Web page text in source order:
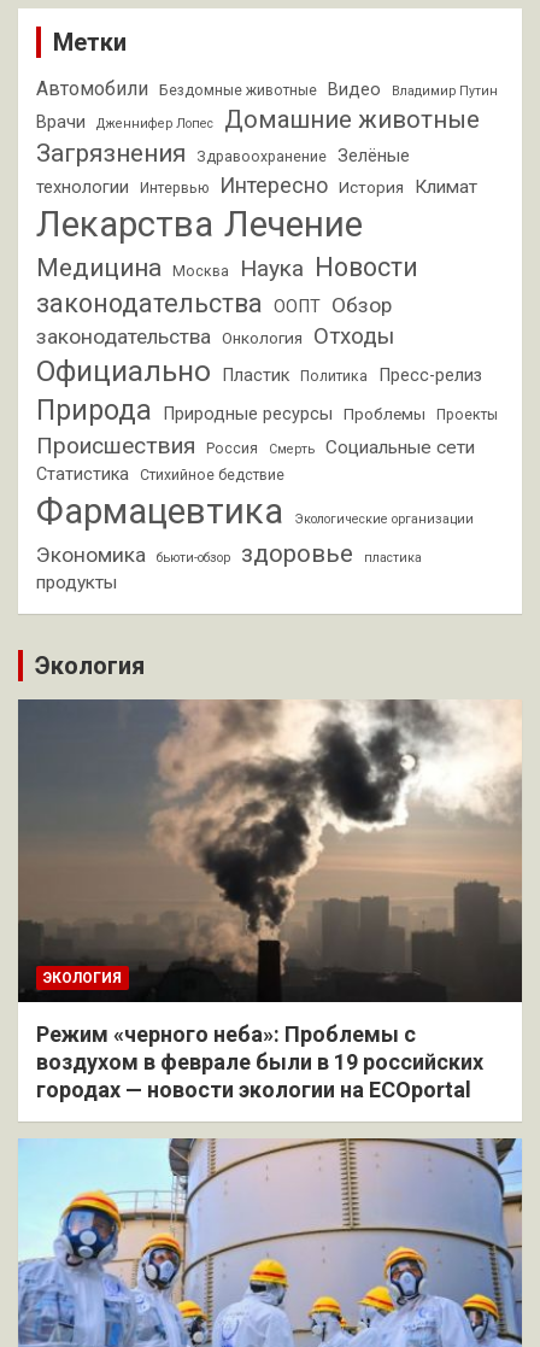
Метки
Автомобили Бездомные животные Видео Владимир Путин
Врачи Дженнифер Лопес
Домашние животные
Загрязнения
Здравоохранение
Зелёные
технологии
Интервью Интересно История Климат
Лекарства Лечение
Медицина Москва Наука Новости
законодательства
ООПТ Обзор
законодательства
Онкология Отходы
Официально Пластик Политика Пресс-релиз
Природа Природные ресурсы Проблемы Проекты
Происшествия Россия Смерть Социальные сети
Статистика Стихийное бедствие
Фармацевтика Экологические организации
Экономика бьюти-обзор здоровье пластика
продукты
Экология
ЭКОЛОГИЯ
Режим «черного неба»: Проблемы с
воздухом в феврале были в 19 российских
городах — новости экологии на ECOportal